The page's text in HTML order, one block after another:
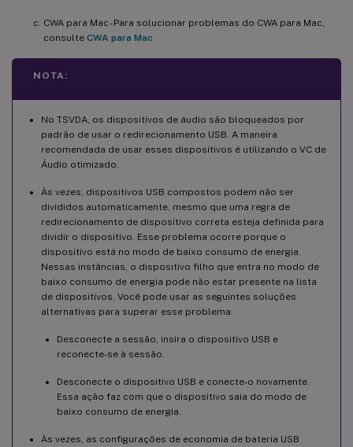
CWA para Mac - Para solucionar problemas do CWA para Mac,
consulte CWA para Mac
NOTA:
No TSVDA, os dispositivos de áudio são bloqueados por
padrão de usar o redirecionamento USB. A maneira
recomendada de usar esses dispositivos é utilizando o VC de
Áudio otimizado.
Às vezes, dispositivos USB compostos podem não ser
divididos automaticamente, mesmo que uma regra de
redirecionamento de dispositivo correta esteja definida para
dividir o dispositivo. Esse problema ocorre porque o
dispositivo está no modo de baixo consumo de energia.
Nessas instâncias, o dispositivo filho que entra no modo de
baixo consumo de energia pode não estar presente na lista
de dispositivos. Você pode usar as seguintes soluções
alternativas para superar esse problema:
Desconecte a sessão, insira o dispositivo USB e
reconecte-se à sessão.
Desconecte o dispositivo USB e conecte-o novamente.
Essa ação faz com que o dispositivo saia do modo de
baixo consumo de energia.
Às vezes, as configurações de economia de bateria USB